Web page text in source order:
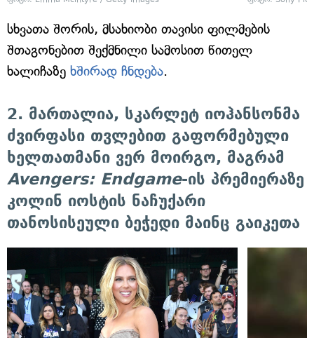
სხვათა შორის, მსახიობი თავისი ფილმების
შთაგონებით შექმნილი სამოსით წითელ
ხალიჩაზე ხშირად ჩნდება.
2. მართალია, სკარლეტ იოჰანსონმა
ძვირფასი თვლებით გაფორმებული
ხელთათმანი ვერ მოირგო, მაგრამ
Avengers: Endgame-ის პრემიერაზე
კოლინ იოსტის ნაჩუქარი
თანოსისეული ბეჭედი მაინც გაიკეთა